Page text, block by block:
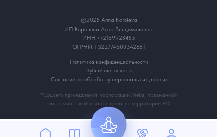
*Соцсеть принадлежит корпорации Meta, признанной
экстремистской и запрещена на территории РФ
Политика конфиденциальности
Публичная оферта
Согласие на обработку персональных данных
©2025 Anna Koroleva
ИП Королева Анна Владимировна
ИНН 772169928455
ОГРНИП 322774600342881